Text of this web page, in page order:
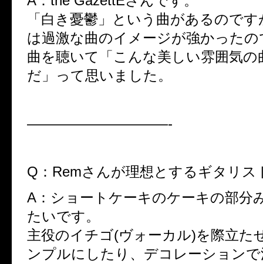
「白き憂鬱」という曲があるので
は過激な曲のイメージが強かった
曲を聴いて「こんな美しい雰囲気の
だ」って思いました。
——————————-
Q：Remさんが理想とするギタリス
A：ショートケーキのケーキの部分
たいです。
主役のイチゴ(ヴォーカル)を際立た
ンプルにしたり、デコレーション